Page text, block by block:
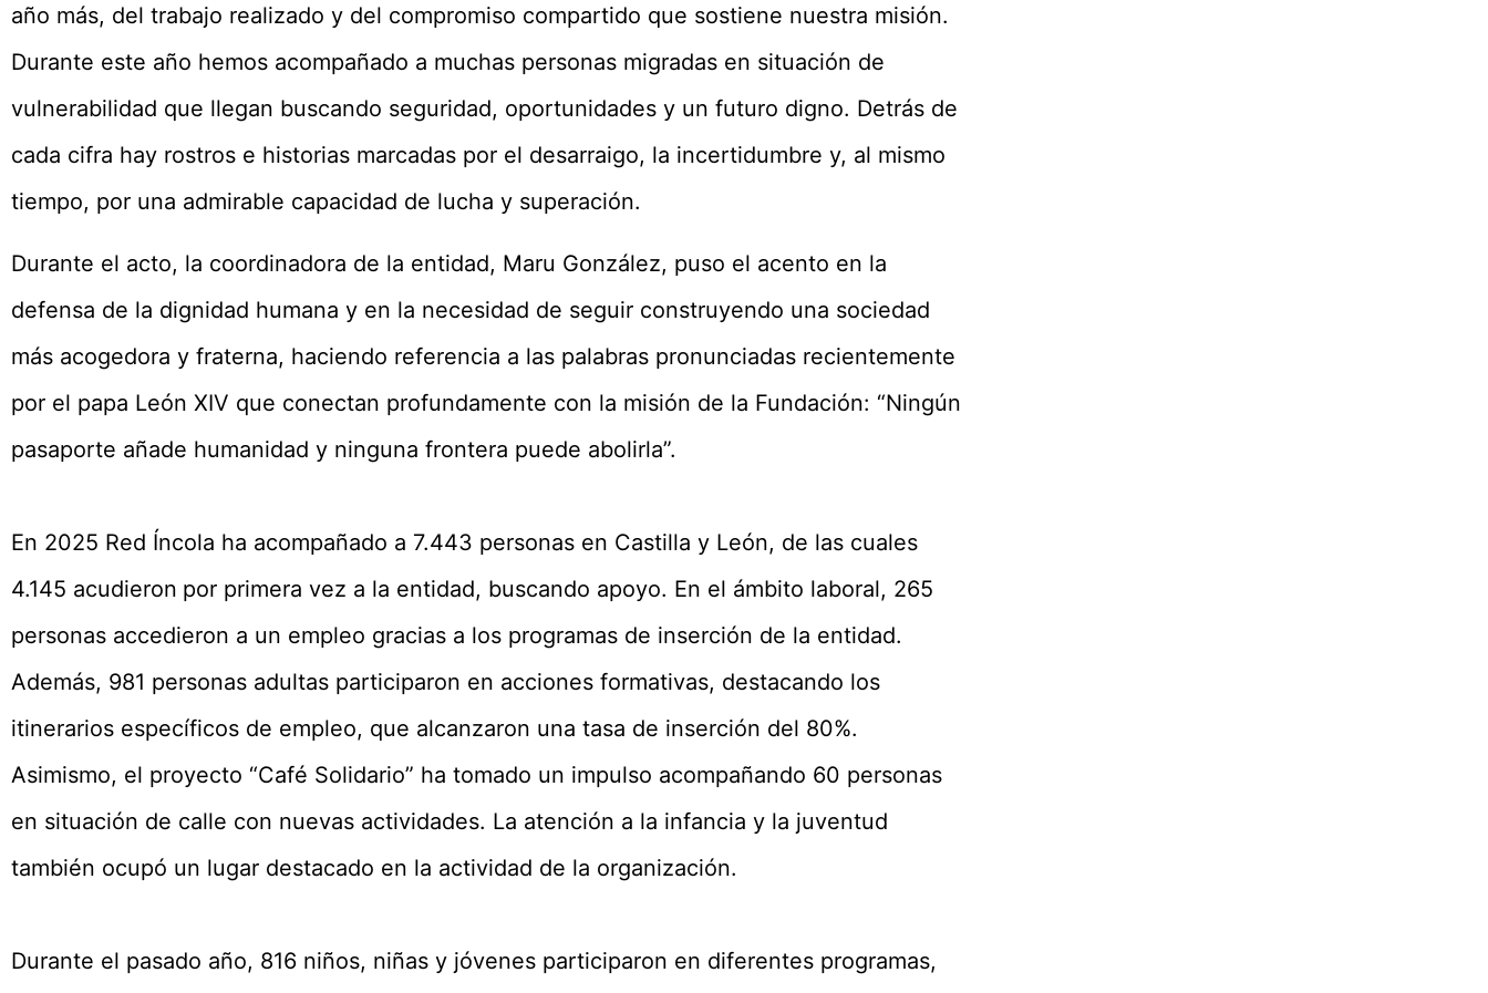
año más, del trabajo realizado y del compromiso compartido que sostiene nuestra misión.
Durante este año hemos acompañado a muchas personas migradas en situación de
vulnerabilidad que llegan buscando seguridad, oportunidades y un futuro digno. Detrás de
cada cifra hay rostros e historias marcadas por el desarraigo, la incertidumbre y, al mismo
tiempo, por una admirable capacidad de lucha y superación.
Durante el acto, la coordinadora de la entidad, Maru González, puso el acento en la
defensa de la dignidad humana y en la necesidad de seguir construyendo una sociedad
más acogedora y fraterna, haciendo referencia a las palabras pronunciadas recientemente
por el papa León XIV que conectan profundamente con la misión de la Fundación: “Ningún
pasaporte añade humanidad y ninguna frontera puede abolirla”.
En 2025 Red Íncola ha acompañado a 7.443 personas en Castilla y León, de las cuales
4.145 acudieron por primera vez a la entidad, buscando apoyo. En el ámbito laboral, 265
personas accedieron a un empleo gracias a los programas de inserción de la entidad.
Además, 981 personas adultas participaron en acciones formativas, destacando los
itinerarios específicos de empleo, que alcanzaron una tasa de inserción del 80%.
Asimismo, el proyecto “Café Solidario” ha tomado un impulso acompañando 60 personas
en situación de calle con nuevas actividades. La atención a la infancia y la juventud
también ocupó un lugar destacado en la actividad de la organización.
Durante el pasado año, 816 niños, niñas y jóvenes participaron en diferentes programas,